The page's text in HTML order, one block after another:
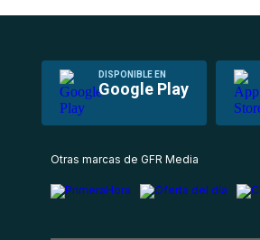
DISPONIBLE EN
Google Play
Otras marcas de GFR Media